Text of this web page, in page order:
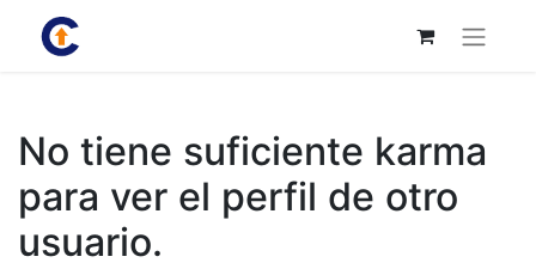
No tiene suficiente karma
para ver el perfil de otro
usuario.